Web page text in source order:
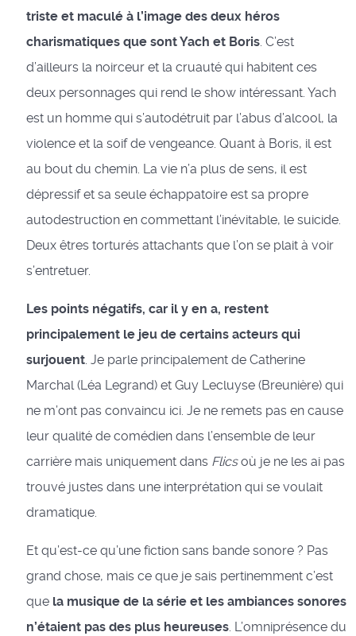
triste et maculé à l’image des deux héros
charismatiques que sont Yach et Boris. C’est
d’ailleurs la noirceur et la cruauté qui habitent ces
deux personnages qui rend le show intéressant. Yach
est un homme qui s’autodétruit par l’abus d’alcool, la
violence et la soif de vengeance. Quant à Boris, il est
au bout du chemin. La vie n’a plus de sens, il est
dépressif et sa seule échappatoire est sa propre
autodestruction en commettant l’inévitable, le suicide.
Deux êtres torturés attachants que l’on se plait à voir
s’entretuer.
Les points négatifs, car il y en a, restent
principalement le jeu de certains acteurs qui
surjouent. Je parle principalement de Catherine
Marchal (Léa Legrand) et Guy Lecluyse (Breunière) qui
ne m’ont pas convaincu ici. Je ne remets pas en cause
leur qualité de comédien dans l’ensemble de leur
carrière mais uniquement dans Flicsoù je ne les ai pas
trouvé justes dans une interprétation qui se voulait
dramatique.
Et qu’est-ce qu’une fiction sans bande sonore ? Pas
grand chose, mais ce que je sais pertinemment c’est
que la musique de la série et les ambiances sonores
n’étaient pas des plus heureuses. L’omniprésence du